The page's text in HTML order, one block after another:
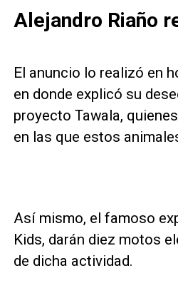
Alejandro Riaño
El anuncio lo realizó en
en donde explicó su
proyecto Tawala,
en las que estos
Así mismo, el famoso
Kids, darán diez motos
de dicha actividad.